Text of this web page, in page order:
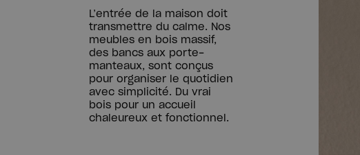
L’entrée de la maison doit
transmettre du calme. Nos
meubles en bois massif,
des bancs aux porte-
manteaux, sont conçus
pour organiser le quotidien
avec simplicité. Du vrai
bois pour un accueil
chaleureux et fonctionnel.